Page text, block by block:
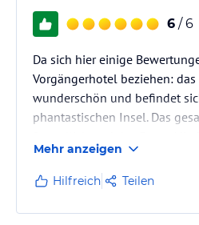
6 / 6
Da sich hier einige
Vorgängerhotel beziehen:
wunderschön und befindet
phantastischen Insel. Das
auch hervorragend.
Mehr anzeigen
Hilfreich Teilen